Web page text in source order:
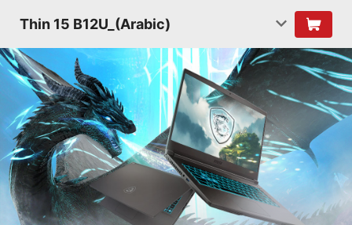
Thin 15 B12U_(Arabic)